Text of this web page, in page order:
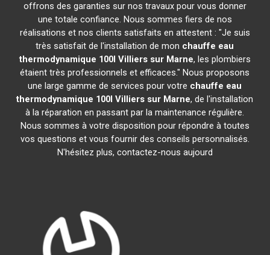
offrons des garanties sur nos travaux pour vous donner
une totale confiance. Nous sommes fiers de nos
réalisations et nos clients satisfaits en attestent : "Je suis
très satisfait de l'installation de mon chauffe eau
thermodynamique 100l Villiers sur Marne, les plombiers
étaient très professionnels et efficaces." Nous proposons
une large gamme de services pour votre chauffe eau
thermodynamique 100l Villiers sur Marne, de l'installation
à la réparation en passant par la maintenance régulière.
Nous sommes à votre disposition pour répondre à toutes
vos questions et vous fournir des conseils personnalisés.
N'hésitez plus, contactez-nous aujourd